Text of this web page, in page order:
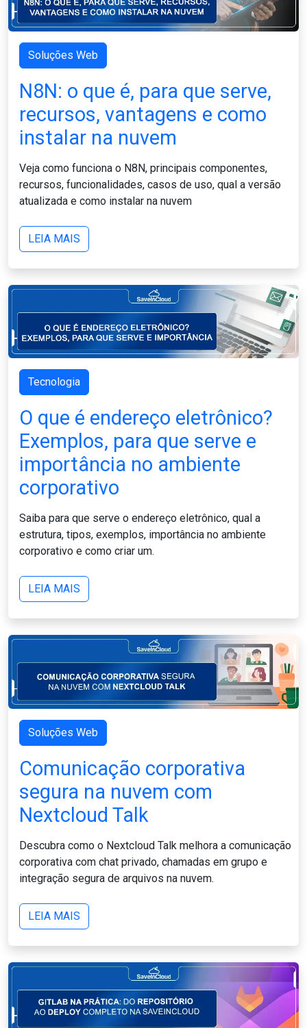
Soluções Web
N8N: o que é, para que serve,
recursos, vantagens e como
instalar na nuvem
Veja como funciona o N8N, principais componentes,
recursos, funcionalidades, casos de uso, qual a versão
atualizada e como instalar na nuvem
LEIA MAIS
Tecnologia
O que é endereço eletrônico?
Exemplos, para que serve e
importância no ambiente
corporativo
Saiba para que serve o endereço eletrônico, qual a
estrutura, tipos, exemplos, importância no ambiente
corporativo e como criar um.
LEIA MAIS
Soluções Web
Comunicação corporativa
segura na nuvem com
Nextcloud Talk
Descubra como o Nextcloud Talk melhora a comunicação
corporativa com chat privado, chamadas em grupo e
integração segura de arquivos na nuvem.
LEIA MAIS